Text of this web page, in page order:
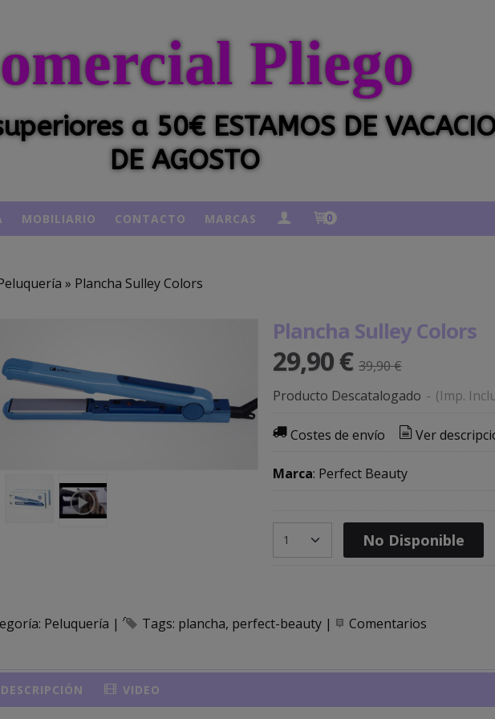
Pliego
a 50€ ESTAMOS DE
DE AGOSTO
MOBILIARIO CONTACTO MARCAS 0
» Plancha Sulley Colors
Plancha Sulley Colors
29,90 € 39,90 €
Producto Descatalogado - (Imp.
Costes de envío Ver
Marca: Perfect Beauty
No Disponible
Peluquería | Tags: plancha perfect-beauty | Comentarios
DESCRIPCIÓN VIDEO